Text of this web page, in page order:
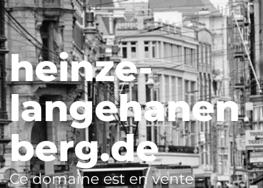
heinze-
langehanen
berg.de
Ce domaine est en vente -